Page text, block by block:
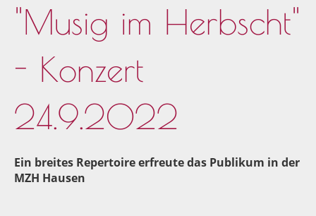
"Musig im Herbscht"
- Konzert
24.9.2022
Ein breites Repertoire erfreute das Publikum in der
MZH Hausen